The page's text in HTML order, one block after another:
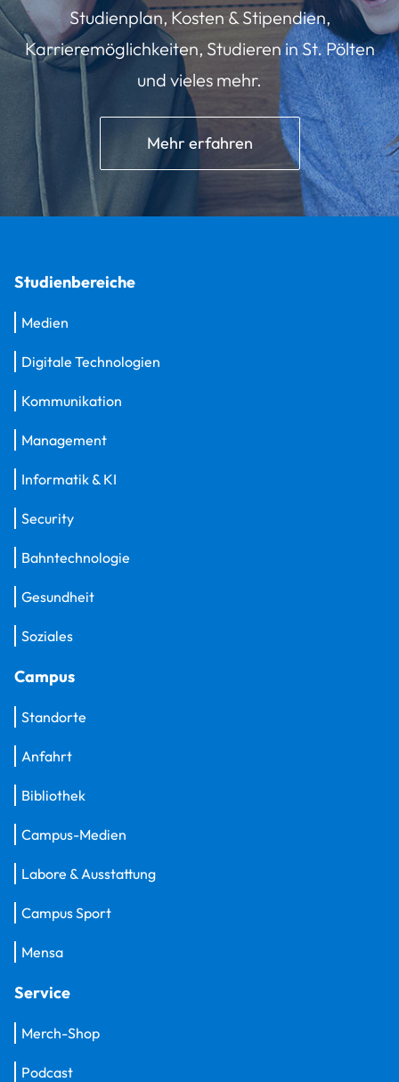
Studienplan, Kosten & Stipendien,
Karrieremöglichkeiten, Studieren in St. Pölten
und vieles mehr.
Mehr erfahren
Studienbereiche
Medien
Digitale Technologien
Kommunikation
Management
Informatik & KI
Security
Bahntechnologie
Gesundheit
Soziales
Campus
Standorte
Anfahrt
Bibliothek
Campus-Medien
Labore & Ausstattung
Campus Sport
Mensa
Service
Merch-Shop
Podcast